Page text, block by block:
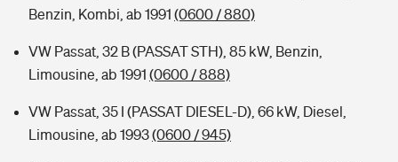
Benzin, Kombi, ab 1991 (0600 / 880)
VW Passat, 32 B (PASSAT STH), 85 kW, Benzin,
Limousine, ab 1991 (0600 / 888)
VW Passat, 35 I (PASSAT DIESEL-D), 66 kW, Diesel,
Limousine, ab 1993(0600 / 945)